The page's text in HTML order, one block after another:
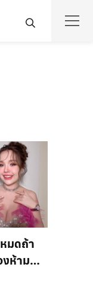
มดถ้า
ห้าม